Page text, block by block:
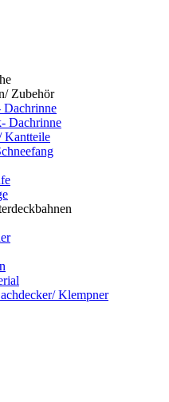
Zubehör
Dachrinne
Dachrinne
Kantteile
Klempner